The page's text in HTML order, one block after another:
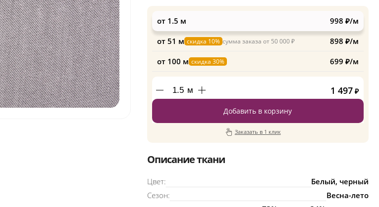
от 1.5 м 998 ₽/м
от 51 м скидка 10% сумма заказа от 50 000 ₽ 898 ₽/м
от 100 м скидка 30% 699 ₽/м
м 1 497 ₽
Добавить в корзину
Заказать в 1 клик
Описание ткани
Цвет:
Белый, черный
Сезон:
Весна-лето